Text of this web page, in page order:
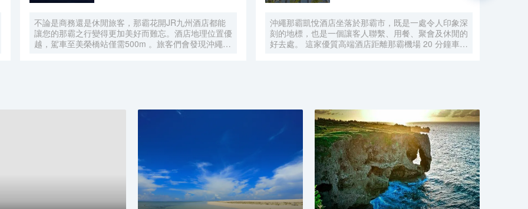
不論是商務還是休閒旅客，那霸花開JR九州酒店都能
讓您的那霸之行變得更加美好而難忘。酒店地理位置優
越，駕車至美榮橋站僅需500m 。旅客們會發現沖繩
鬆，提供拖鞋、24小時熱水和吹風機的客房浴室是不
錯的選擇。酒店內的西餐廳供應特色菜餚，來滿足旅客
(國際通店)（和食 ふぐ創作料理 福飯 國際通り店）
（海鮮）會供應一流的推薦美味鹽烤白子，Wafu-
tei（和風亭(那覇メインプレイス)）（日本料理）的牛
肉飯也頗受歡迎，がんじゅう堂（がんじゅう堂）（日
本料理）也是家值得去的地方。
沖繩那霸凱悅酒店坐落於那霸市，既是一處令人印象深
刻的地標，也是一個讓客人聯繫、用餐、聚會及休閒的
好去處。 這家優質高端酒店距離那霸機場 20 分鐘車
步程外的牧志公設市場，該市場是沖繩倍受歡迎的食品
市場。 沖繩那霸凱悅酒店將歷史古樸與中心位置完美
結合，絕不辜負當今奢華旅客對凱悅品質的期待。